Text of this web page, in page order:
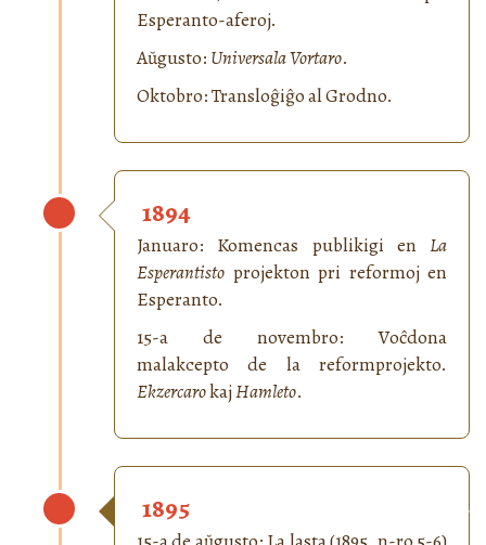
Esperanto-aferoj.
Aŭgusto: Universala Vortaro.
Oktobro: Transloĝiĝo al Grodno.
1894
Januaro: Komencas publikigi en La
Esperantisto projekton pri reformoj en
Esperanto.
15-a de novembro: Voĉdona
malakcepto de la reformprojekto.
EkzercarokajHamleto.
1895